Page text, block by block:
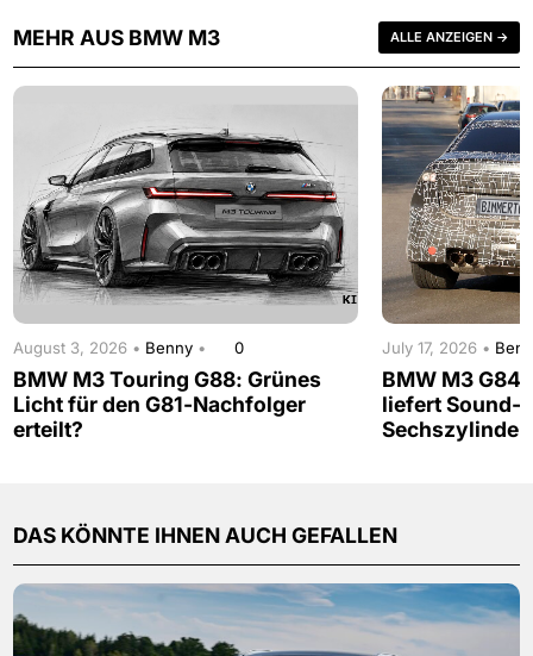
MEHR AUS BMW M3 ALLE ANZEIGEN →
August 3, 2026 • Benny • 0
BMW M3 Touring G88: Grünes
Licht für den G81-Nachfolger
erteilt?
July 17, 2026 •
BMW M3
liefert Sound-
Sechszylinder
DAS KÖNNTE IHNEN AUCH GEFALLEN